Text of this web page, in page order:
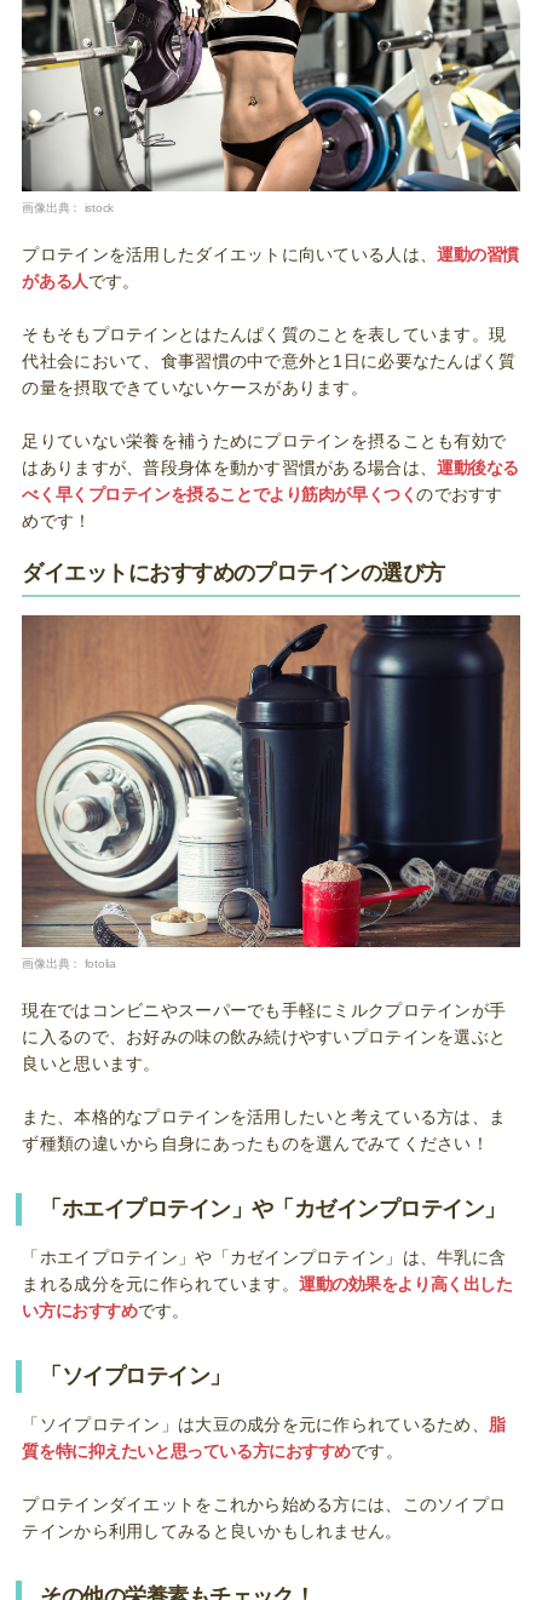
画像出典： istock
プロテインを活用したダイエットに向いている人は、運動の習慣
がある人です。
そもそもプロテインとはたんぱく質のことを表しています。現
代社会において、食事習慣の中で意外と1日に必要なたんぱく質
の量を摂取できていないケースがあります。
足りていない栄養を補うためにプロテインを摂ることも有効で
はありますが、普段身体を動かす習慣がある場合は、運動後なる
べく早くプロテインを摂ることでより筋肉が早くつくのでおすす
めです！
ダイエットにおすすめのプロテインの選び方
画像出典： fotolia
現在ではコンビニやスーパーでも手軽にミルクプロテインが手
に入るので、お好みの味の飲み続けやすいプロテインを選ぶと
良いと思います。
また、本格的なプロテインを活用したいと考えている方は、ま
ず種類の違いから自身にあったものを選んでみてください！
「ホエイプロテイン」や「カゼインプロテイン」
「ホエイプロテイン」や「カゼインプロテイン」は、牛乳に含
まれる成分を元に作られています。 運動の効果をより高く出した
い方におすすめです。
「ソイプロテイン」
「ソイプロテイン」は大豆の成分を元に作られているため、 脂
質を特に抑えたいと思っている方におすすめです。
プロテインダイエットをこれから始める方には、このソイプロ
テインから利用してみると良いかもしれません。